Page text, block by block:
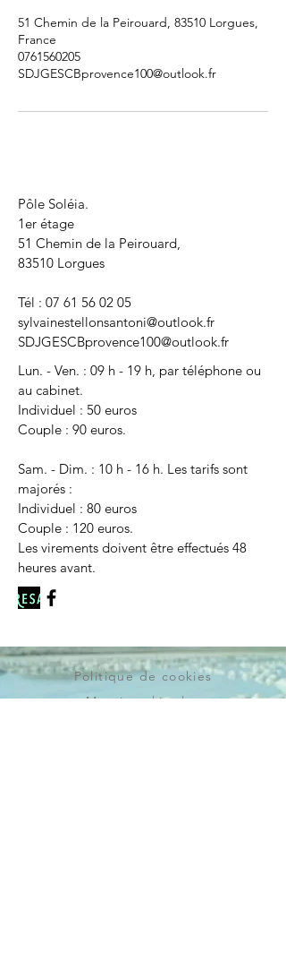
51 Chemin de la Peirouard, 83510 Lorgues,
France
0761560205
SDJGESCBprovence100@outlook.fr
Pôle Soléia.
1er étage
51 Chemin de la Peirouard,
83510 Lorgues
Tél : 07 61 56 02 05
sylvainestellonsantoni@outlook.fr
SDJGESCBprovence100@outlook.fr
Lun. - Ven. : 09 h - 19 h, par téléphone ou
au cabinet.
Individuel : 50 euros
Couple : 90 euros.
Sam. - Dim. : 10 h - 16 h. Les tarifs sont
majorés :
Individuel : 80 euros
Couple : 120 euros.
Les virements doivent être effectués 48
heures avant.
Politique de cookies
Mentions légales